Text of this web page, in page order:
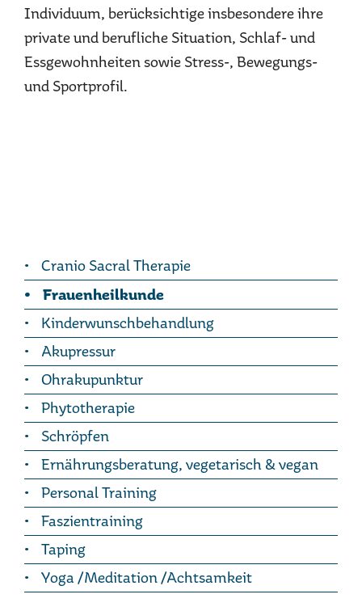
Individuum, berücksichtige insbesondere ihre
private und berufliche Situation, Schlaf- und
Essgewohnheiten sowie Stress-, Bewegungs-
und Sportprofil.
Cranio Sacral Therapie
Frauenheilkunde
Kinderwunschbehandlung
Akupressur
Ohrakupunktur
Phytotherapie
Schröpfen
Ernährungsberatung, vegetarisch & vegan
Personal Training
Faszientraining
Taping
Yoga /Meditation /Achtsamkeit